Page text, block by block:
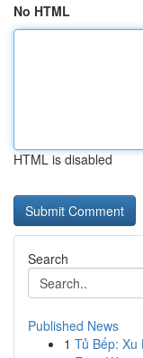
No HTML
HTML is disabled
Search
Published News
1 Tủ Bếp: